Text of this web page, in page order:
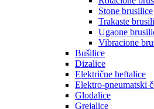
Stone brusilice
Trakaste
Ugaone
Vibracione
Bušilice
Dizalice
Električne heftalice
Elektro-pneumatski
Glodalice
Grejalice